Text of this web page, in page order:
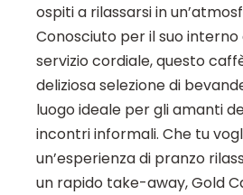
ospiti a rilassarsi in
Conosciuto per il suo
servizio cordiale, questo
deliziosa selezione di
luogo ideale per gli amanti
incontri informali. Che tu
un’esperienza di pranzo
un rapido take-away, Gold